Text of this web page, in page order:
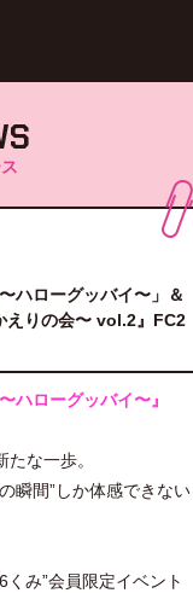
ハローグッバイ〜」＆
えりの会〜 vol.2』FC2
ハローグッバイ〜』
な一歩。
瞬間”しか体感できない
み”会員限定イベント